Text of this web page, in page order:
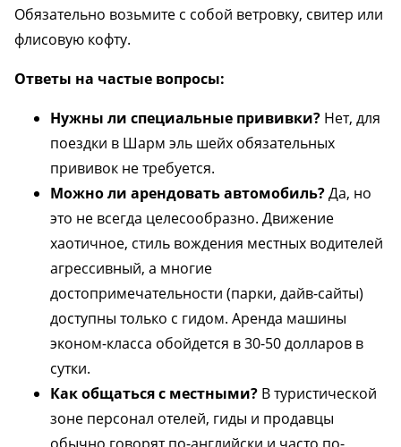
Обязательно возьмите с собой ветровку, свитер или
флисовую кофту.
Ответы на частые вопросы:
Нужны ли специальные прививки? Нет, для
поездки в Шарм эль шейх обязательных
прививок не требуется.
Можно ли арендовать автомобиль?Да, но
это не всегда целесообразно. Движение
хаотичное, стиль вождения местных водителей
агрессивный, а многие
достопримечательности (парки, дайв-сайты)
доступны только с гидом. Аренда машины
эконом-класса обойдется в 30-50 долларов в
сутки.
Как общаться с местными? В туристической
зоне персонал отелей, гиды и продавцы